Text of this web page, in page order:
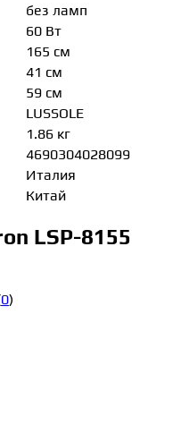
без ламп
60 Вт
165 см
41 см
59 см
LUSSOLE
1.86 кг
4690304028099
Италия
Китай
LSP-8155
0)